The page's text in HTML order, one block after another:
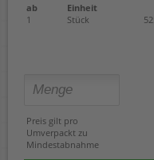
ab Einheit
1
Stück
Preis gilt pro
Umverpackt zu
Mindestabnahme